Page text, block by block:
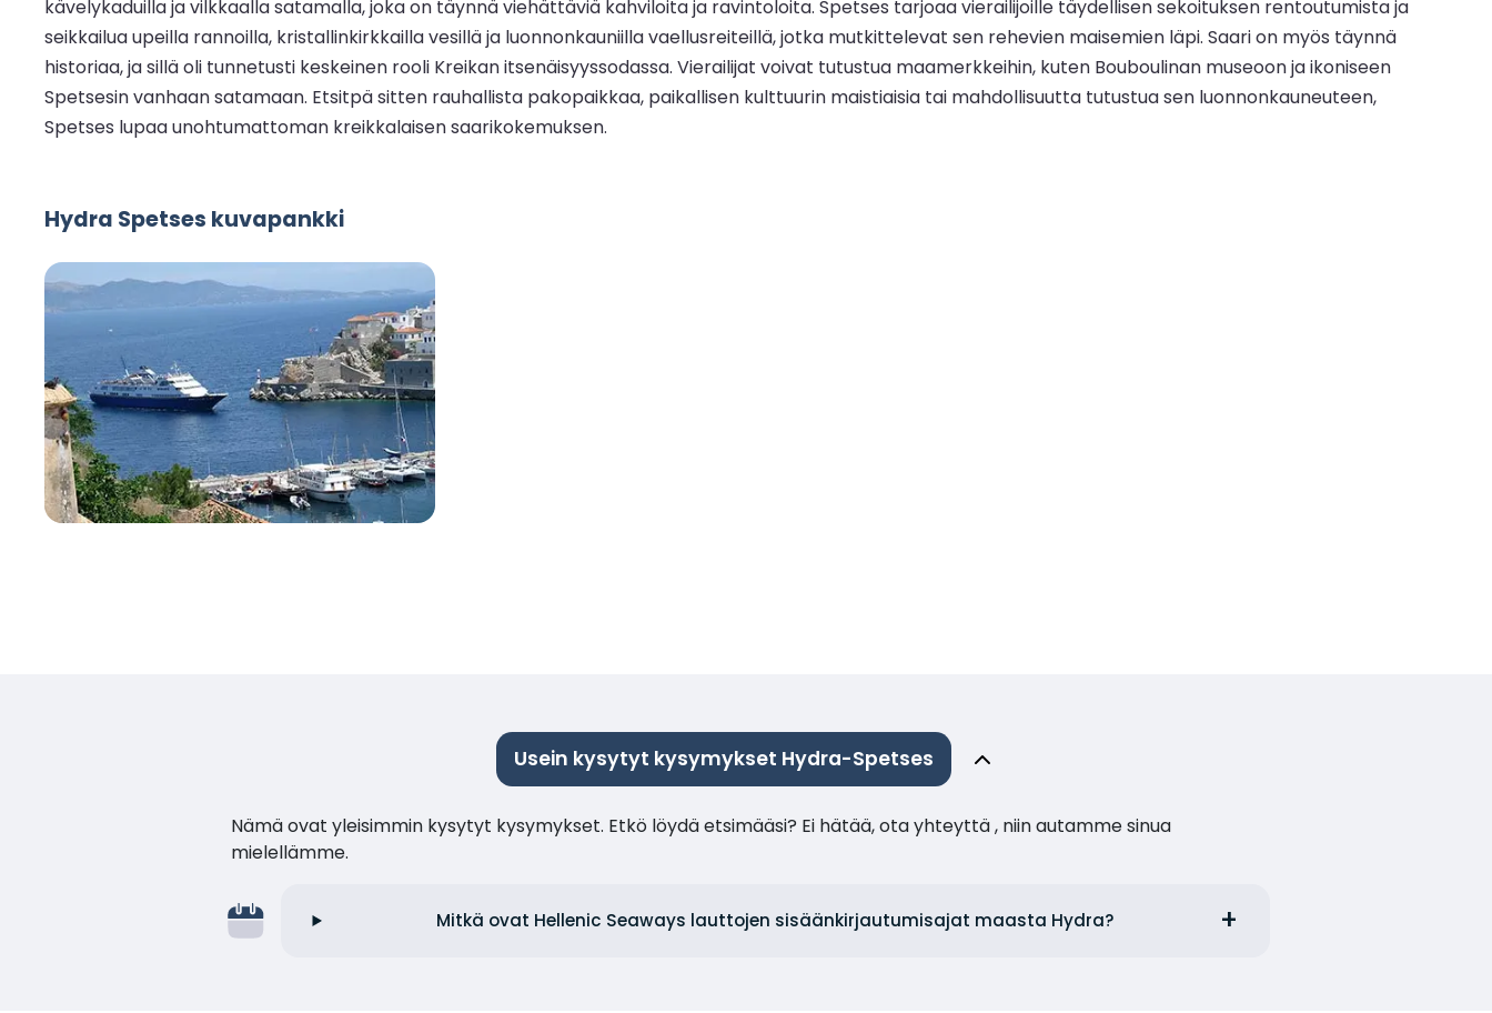
kävelykaduilla ja vilkkaalla satamalla, joka on täynnä viehättäviä kahviloita ja ravintoloita. Spetses tarjoaa vierailijoille täydellisen sekoituksen rentoutumista ja
seikkailua upeilla rannoilla, kristallinkirkkailla vesillä ja luonnonkauniilla vaellusreiteillä, jotka mutkittelevat sen rehevien maisemien läpi. Saari on myös täynnä
historiaa, ja sillä oli tunnetusti keskeinen rooli Kreikan itsenäisyyssodassa. Vierailijat voivat tutustua maamerkkeihin, kuten Bouboulinan museoon ja ikoniseen
Spetsesin vanhaan satamaan. Etsitpä sitten rauhallista pakopaikkaa, paikallisen kulttuurin maistiaisia tai mahdollisuutta tutustua sen luonnonkauneuteen,
Spetses lupaa unohtumattoman kreikkalaisen saarikokemuksen.
Hydra Spetses kuvapankki
Usein kysytyt kysymykset Hydra-Spetses
Nämä ovat yleisimmin kysytyt kysymykset. Etkö löydä etsimääsi? Ei hätää, ota yhteyttä , niin autamme sinua
mielellämme.
Mitkä ovat Hellenic Seaways lauttojen sisäänkirjautumisajat maasta Hydra?